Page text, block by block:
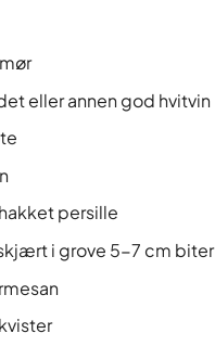
eller annen god hvitvin
persille
i grove 5-7 cm biter